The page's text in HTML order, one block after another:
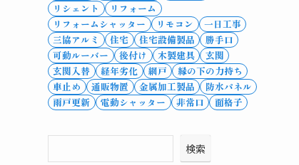
リシェント
リフォーム
リフォームシャッター
リモコン
一日工事
三協アルミ
住宅 住宅設備製品
勝手口
可動ルーバー
後付け 木製建具
玄関
玄関入替
経年劣化 網戸
縁の下の力持ち
車止め
通販物置 金属加工製品
防水パネル
雨戸更新
電動シャッター 非常口 面格子
検索